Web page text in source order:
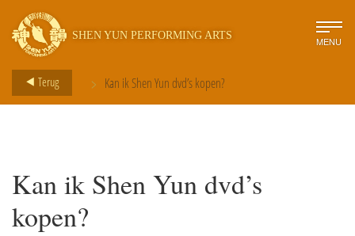
SHEN YUN PERFORMING ARTS MENU
Terug > Kan ik Shen Yun dvd’s kopen?
Kan ik Shen Yun dvd’s
kopen?